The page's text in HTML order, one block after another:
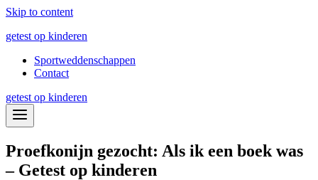
Skip to content
getest op kinderen
Sportweddenschappen
Contact
getest op kinderen
Proefkonijn gezocht: Als ik een boek was
– Getest op kinderen